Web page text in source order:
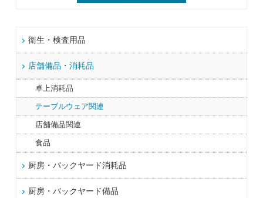
衛生・検査用品
店舗備品・消耗品
卓上消耗品
テーブルウェア関連
店舗備品関連
食品
厨房・バックヤード消耗品
厨房・バックヤード備品